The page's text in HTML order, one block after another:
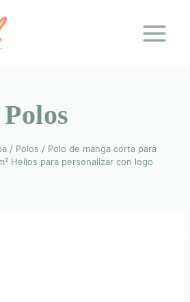
Polos
/ Polos / Polo de manga corta para
Helios para personalizar con logo